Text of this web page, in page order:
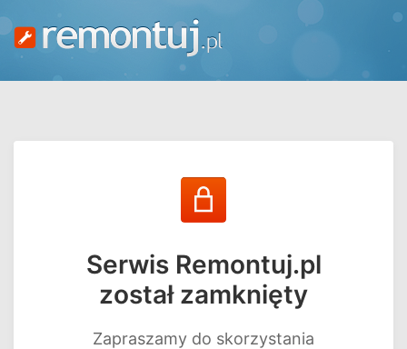
Serwis Remontuj.pl
został zamknięty
Zapraszamy do skorzystania